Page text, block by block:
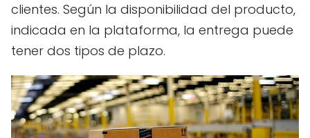
clientes. Según la disponibilidad del producto,
indicada en la plataforma, la entrega puede
tener dos tipos de plazo.